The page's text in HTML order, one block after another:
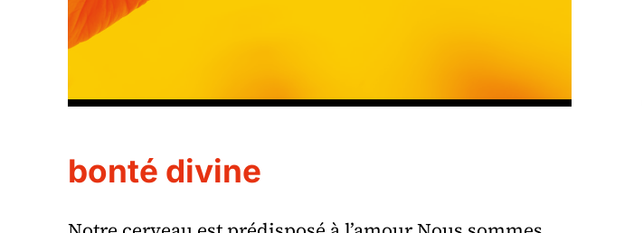
bonté divine